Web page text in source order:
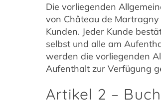
Die vorliegenden
von Château de
Kunden. Jeder Kunde
selbst und alle am
werden die vorliegenden
Aufenthalt zur Verfügung
Artikel 2 –